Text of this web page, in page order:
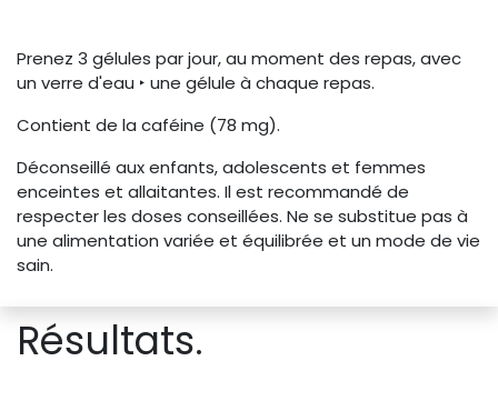
Prenez 3 gélules par jour, au moment des repas, avec
un verre d'eau ‣ une gélule à chaque repas.
Contient de la caféine (78 mg).
Déconseillé aux enfants, adolescents et femmes
enceintes et allaitantes. Il est recommandé de
respecter les doses conseillées. Ne se substitue pas à
une alimentation variée et équilibrée et un mode de vie
sain.
Résultats.